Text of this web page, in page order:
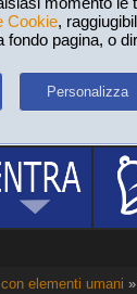
Cookie,
fondo pagina, o
Personalizza
elementi umani